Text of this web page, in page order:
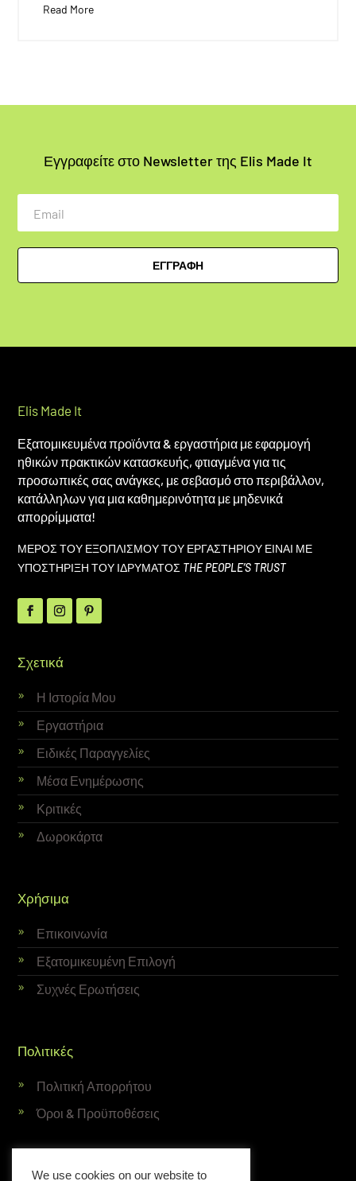
Read More
Εγγραφείτε στο Newsletter της Elis Made It
Email
ΕΓΓΡΑΦΗ
Elis Made It
Εξατομικευμένα προϊόντα & εργαστήρια με εφαρμογή
ηθικών πρακτικών κατασκευής, φτιαγμένα για τις
προσωπικές σας ανάγκες, με σεβασμό στο περιβάλλον,
κατάλληλων για μια καθημερινότητα με μηδενικά
απορρίμματα!
ΜΕΡΟΣ ΤΟΥ ΕΞΟΠΛΙΣΜΟΥ ΤΟΥ ΕΡΓΑΣΤΗΡΙΟΥ ΕΙΝΑΙ ΜΕ
ΥΠΟΣΤΗΡΙΞΗ ΤΟΥ ΙΔΡΥΜΑΤΟΣ THE PEOPLE’S TRUST
Σχετικά
Η Ιστορία Μου
Εργαστήρια
Ειδικές Παραγγελίες
Μέσα Ενημέρωσης
Κριτικές
Δωροκάρτα
Χρήσιμα
Επικοινωνία
Εξατομικευμένη Επιλογή
Συχνές Ερωτήσεις
Πολιτικές
Πολιτική Απορρήτου
Όροι & Προϋποθέσεις
We use cookies on our website to